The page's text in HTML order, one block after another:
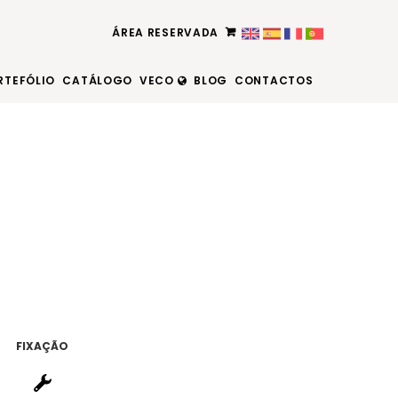
ÁREA RESERVADA
CATÁLOGO VECO BLOG CONTACTOS
FIXAÇÃO